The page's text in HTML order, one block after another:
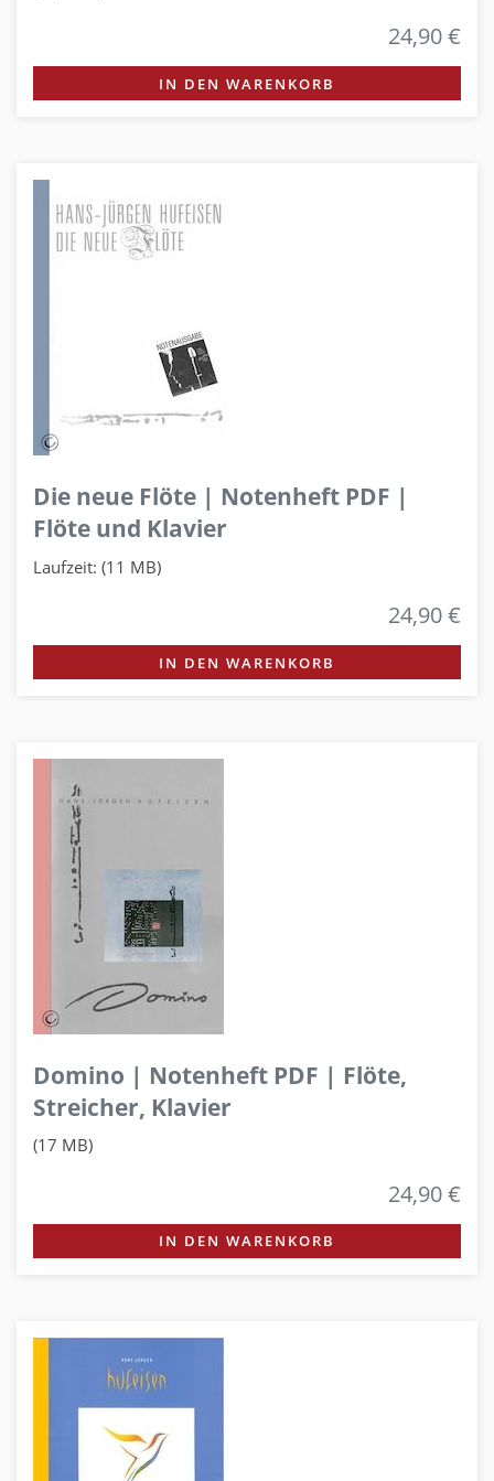
24,90 €
IN DEN WARENKORB
Die neue Flöte | Notenheft PDF |
Flöte und Klavier
Laufzeit: (11 MB)
24,90 €
IN DEN WARENKORB
Domino | Notenheft PDF | Flöte,
Streicher, Klavier
(17 MB)
24,90 €
IN DEN WARENKORB